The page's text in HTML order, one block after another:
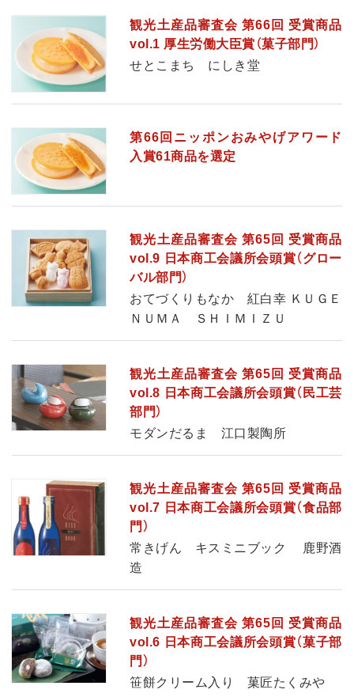
観光土産品審査会 第66回 受賞商品
vol.1 厚生労働大臣賞（菓子部門）
せとこまち にしき堂
第66回ニッポンおみやげアワード
入賞61商品を選定
観光土産品審査会 第65回 受賞商品
vol.9 日本商工会議所会頭賞（グロー
バル部門）
おてづくりもなか 紅白幸 ＫＵＧＥ
ＮＵＭＡ ＳＨＩＭＩＺＵ
観光土産品審査会 第65回 受賞商品
vol.8 日本商工会議所会頭賞（民工芸
部門）
モダンだるま 江口製陶所
観光土産品審査会 第65回 受賞商品
vol.7 日本商工会議所会頭賞（食品部
門）
常きげん キスミニブック 鹿野酒
造
観光土産品審査会 第65回 受賞商品
vol.6 日本商工会議所会頭賞（菓子部
門）
笹餅クリーム入り 菓匠たくみや